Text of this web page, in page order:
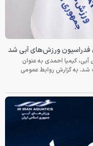
فدراسیون ورزش‌های آبی شد
کیمیا احمدی به عنوان
به گزارش روابط عمومی